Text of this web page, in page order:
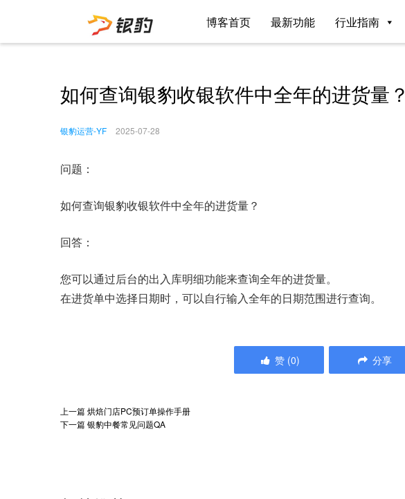
博客首页 最新功能 行业指南
如何查询银豹收银软件中全年的进货量？
银豹运营-YF 2025-07-28
问题：
如何查询银豹收银软件中全年的进货量？
回答：
您可以通过后台的出入库明细功能来查询全年的进货量。
在进货单中选择日期时，可以自行输入全年的日期范围进行查询。
赞 (0) 分享
上一篇烘焙门店PC预订单操作手册
下一篇银豹中餐常见问题QA